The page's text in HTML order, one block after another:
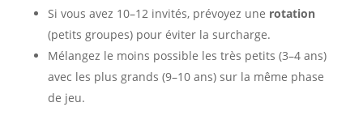
Si vous avez 10–12 invités, prévoyez une rotation
(petits groupes) pour éviter la surcharge.
Mélangez le moins possible les très petits (3–4 ans)
avec les plus grands (9–10 ans) sur la même phase
de jeu.